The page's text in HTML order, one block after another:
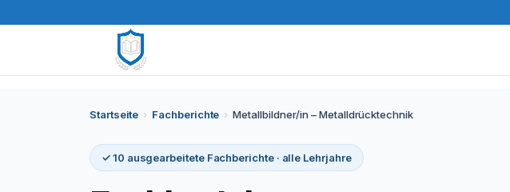
Startseite › Fachberichte › Metallbildner/in – Metalldrücktechnik
✓ 10 ausgearbeitete Fachberichte · alle Lehrjahre